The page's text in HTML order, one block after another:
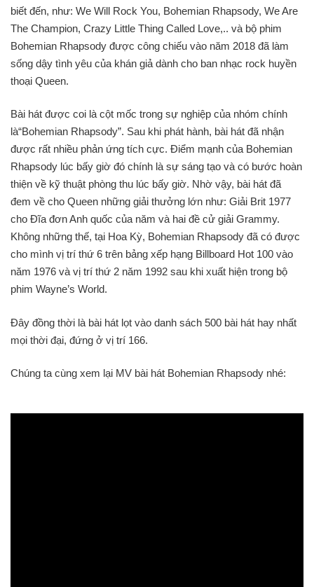
biết đến, như: We Will Rock You, Bohemian Rhapsody, We Are
The Champion, Crazy Little Thing Called Love,.. và bộ phim
Bohemian Rhapsody được công chiếu vào năm 2018 đã làm
sống dậy tình yêu của khán giả dành cho ban nhạc rock huyền
thoại Queen.
Bài hát được coi là cột mốc trong sự nghiệp của nhóm chính
là“Bohemian Rhapsody”. Sau khi phát hành, bài hát đã nhận
được rất nhiều phản ứng tích cực. Điểm mạnh của Bohemian
Rhapsody lúc bấy giờ đó chính là sự sáng tạo và có bước hoàn
thiện về kỹ thuật phòng thu lúc bấy giờ. Nhờ vậy, bài hát đã
đem về cho Queen những giải thưởng lớn như: Giải Brit 1977
cho Đĩa đơn Anh quốc của năm và hai đề cử giải Grammy.
Không những thế, tại Hoa Kỳ, Bohemian Rhapsody đã có được
cho mình vị trí thứ 6 trên bảng xếp hạng Billboard Hot 100 vào
năm 1976 và vị trí thứ 2 năm 1992 sau khi xuất hiện trong bộ
phim Wayne’s World.
Đây đồng thời là bài hát lọt vào danh sách 500 bài hát hay nhất
mọi thời đại, đứng ở vị trí 166.
Chúng ta cùng xem lại MV bài hát Bohemian Rhapsody nhé: